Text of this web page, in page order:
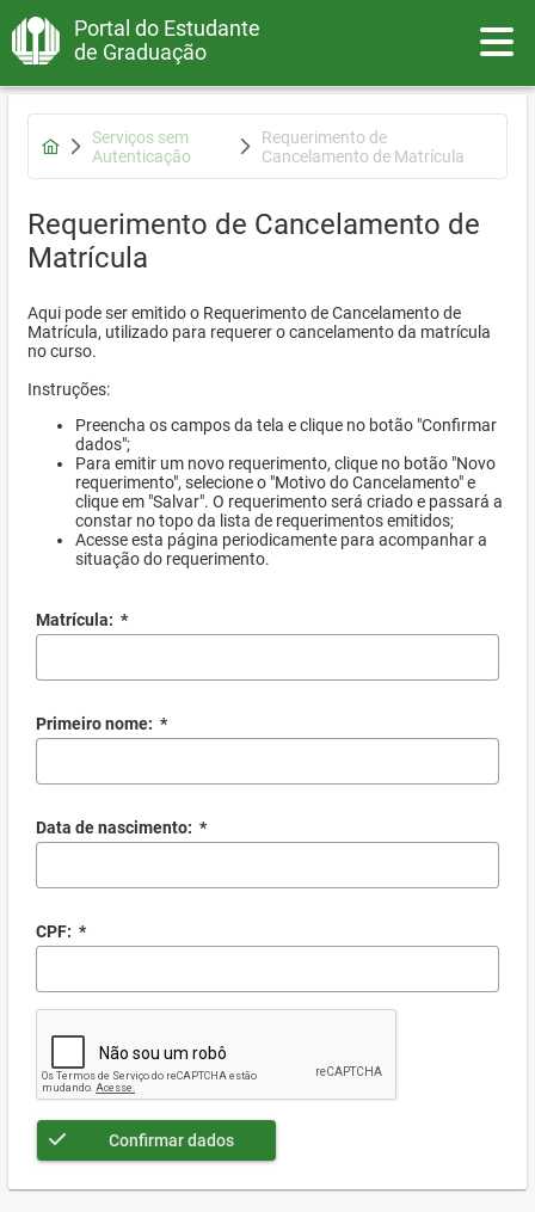
Portal do Estudante
de Graduação
Serviços sem
Autenticação
Requerimento de
Cancelamento de Matrícula
Requerimento de Cancelamento de
Matrícula
Aqui pode ser emitido o Requerimento de Cancelamento de
Matrícula, utilizado para requerer o cancelamento da matrícula
no curso.
Instruções:
Preencha os campos da tela e clique no botão "Confirmar
dados";
Para emitir um novo requerimento, clique no botão "Novo
requerimento", selecione o "Motivo do Cancelamento" e
clique em "Salvar". O requerimento será criado e passará a
constar no topo da lista de requerimentos emitidos;
Acesse esta página periodicamente para acompanhar a
situação do requerimento.
Matrícula: *
Primeiro nome: *
Data de nascimento: *
CPF: *
Confirmar dados